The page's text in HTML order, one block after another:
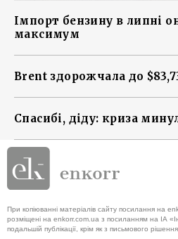
Імпорт бензину в липні
максимум
Brent здорожчала до
Спасибі, діду: криза
При копіюванні матеріалів сайту посилання на
розміщені на enkorr.com.ua з посиланням на ІА
подальшій публікації, крім як з письмового рішення